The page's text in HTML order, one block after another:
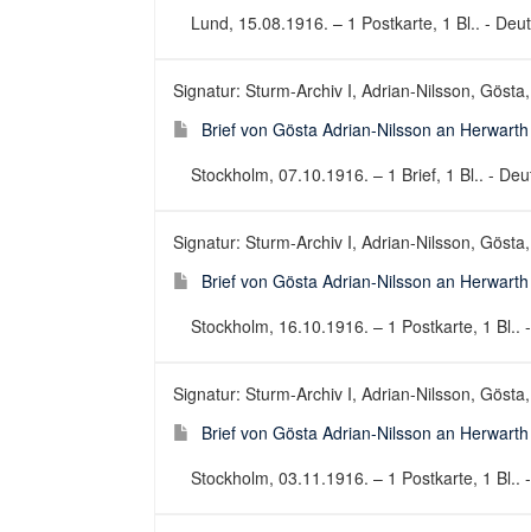
Lund, 15.08.1916. – 1 Postkarte, 1 Bl.. -
Signatur: Sturm-Archiv I, Adrian-Nilsson,
Brief von Gösta Adrian-Nilsson an
Stockholm, 07.10.1916. – 1 Brief, 1 Bl.. -
Signatur: Sturm-Archiv I, Adrian-Nilsson,
Brief von Gösta Adrian-Nilsson an
Stockholm, 16.10.1916. – 1 Postkarte, 1
Signatur: Sturm-Archiv I, Adrian-Nilsson,
Brief von Gösta Adrian-Nilsson an
Stockholm, 03.11.1916. – 1 Postkarte, 1